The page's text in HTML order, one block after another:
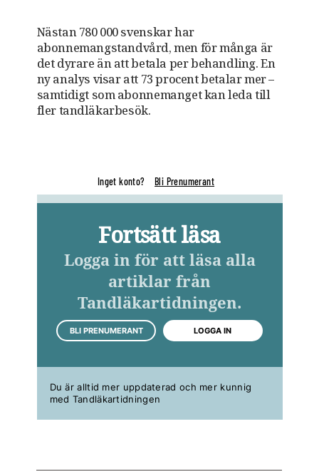
Nästan 780 000 svenskar har
abonnemangstandvård, men för många är
det dyrare än att betala per behandling. En
ny analys visar att 73 procent betalar mer –
samtidigt som abonnemanget kan leda till
fler tandläkarbesök.
Inget konto? Bli Prenumerant
Fortsätt läsa
Logga in för att läsa alla
artiklar från
Tandläkartidningen.
BLI PRENUMERANT LOGGA IN
Du är alltid mer uppdaterad och mer kunnig
med Tandläkartidningen